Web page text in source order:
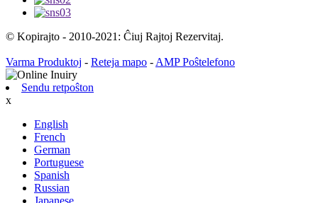
© Kopirajto - 2010-2021: Ĉiuj Rajtoj Rezervitaj.
Varma Produktoj - Reteja mapo - AMP Poŝtelefono
Sendu retpoŝton
x
English
French
German
Portuguese
Spanish
Russian